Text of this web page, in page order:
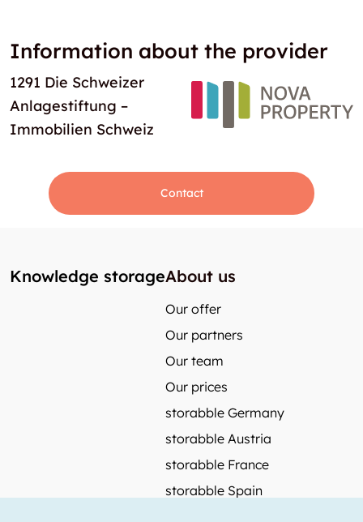
Information about the provider
1291 Die Schweizer
Anlagestiftung –
Immobilien Schweiz
Contact
Knowledge storageAbout us
Our offer
Our partners
Our team
Our prices
storabble Germany
storabble Austria
storabble France
storabble Spain